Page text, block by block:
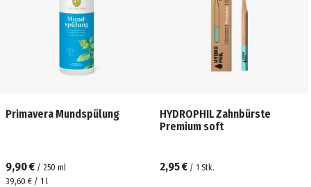
Primavera Mundspülung
9,90 € / 250 ml
39,60 € / 1 l
HYDROPHIL Zahnbürste
Premium soft
2,95 € / 1 Stk.